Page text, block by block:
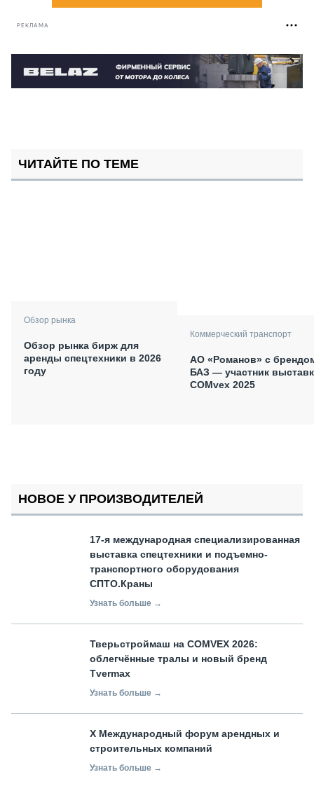
РЕКЛАМА
ЧИТАЙТЕ ПО ТЕМЕ
Обзор рынка
Обзор рынка бирж для
аренды спецтехники в 2026
году
Коммерческий транспорт
АО «Романов» с
БАЗ — участник
COMvex 2025
НОВОЕ У ПРОИЗВОДИТЕЛЕЙ
17-я международная специализированная
выставка спецтехники и подъемно-
транспортного оборудования
СПТО.Краны
Узнать больше →
Тверьстроймаш на COMVEX 2026:
облегчённые тралы и новый бренд
Tvermax
Узнать больше →
X Международный форум арендных и
строительных компаний
Узнать больше →